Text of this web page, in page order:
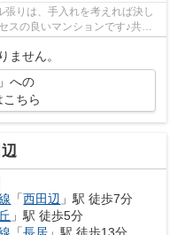
りは、手入れを考えれば決し
スの良いマンションです♪共用
ません。
への
ちら
「西田辺 」駅 徒歩7分
」駅 徒歩5分